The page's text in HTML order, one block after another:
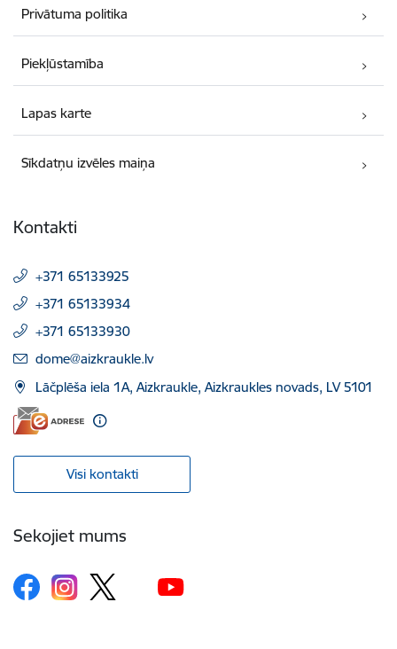
Privātuma politika
Piekļūstamība
Lapas karte
Sīkdatņu izvēles maiņa
Kontakti
+371 65133925
+371 65133934
+371 65133930
E-pasts:
dome@aizkraukle.lv
Lāčplēša iela 1A, Aizkraukle, Aizkraukles novads, LV 5101
Visi kontakti
Sekojiet mums